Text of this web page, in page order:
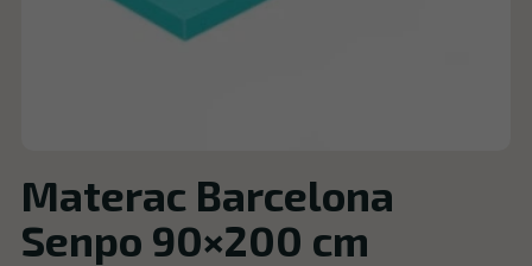
Materac Barcelona
Senpo 90×200 cm